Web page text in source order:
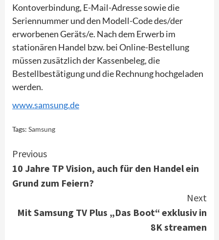
Kontoverbindung, E-Mail-Adresse sowie die
Seriennummer und den Modell-Code des/der
erworbenen Geräts/e. Nach dem Erwerb im
stationären Handel bzw. bei Online-Bestellung
müssen zusätzlich der Kassenbeleg, die
Bestellbestätigung und die Rechnung hochgeladen
werden.
www.samsung.de
Tags: Samsung
Continue
Reading
Previous
10 Jahre TP Vision, auch für den Handel ein
Grund zum Feiern?
Next
Mit Samsung TV Plus „Das Boot“ exklusiv in
8K streamen